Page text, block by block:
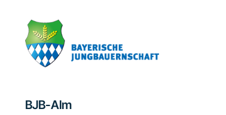
Hauptnavigation
springen
springen
Fußzeile
springen
BJB-Alm